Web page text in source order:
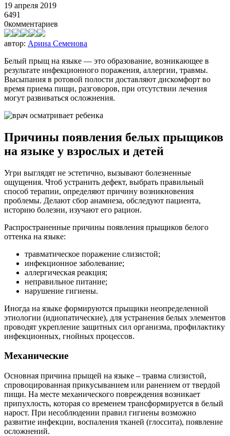
19 апреля 2019
6491
0комментариев
автор: Арина Семенова
Белый прыщ на языке — это образование, возникающее в
результате инфекционного поражения, аллергии, травмы.
Высыпания в ротовой полости доставляют дискомфорт во
время приема пищи, разговоров, при отсутствии лечения
могут развиваться осложнения.
Причины появления белых прыщиков
на языке у взрослых и детей
Угри выглядят не эстетично, вызывают болезненные
ощущения. Чтоб устранить дефект, выбрать правильный
способ терапии, определяют причину возникновения
проблемы. Делают сбор анамнеза, обследуют пациента,
историю болезни, изучают его рацион.
Распространенные причины появления прыщиков белого
оттенка на языке:
травматическое поражение слизистой;
инфекционное заболевание;
аллергическая реакция;
неправильное питание;
нарушение гигиены.
Иногда на языке формируются прыщики неопределенной
этиологии (идиопатические), для устранения белых элементов
проводят укрепление защитных сил организма, профилактику
инфекционных, гнойных процессов.
Механические
Основная причина прыщей на языке – травма слизистой,
спровоцированная прикусыванием или ранением от твердой
пищи. На месте механического повреждения возникает
припухлость, которая со временем трансформируется в белый
нарост. При несоблюдении правил гигиены возможно
развитие инфекции, воспаления тканей (глоссита), появление
осложнений.